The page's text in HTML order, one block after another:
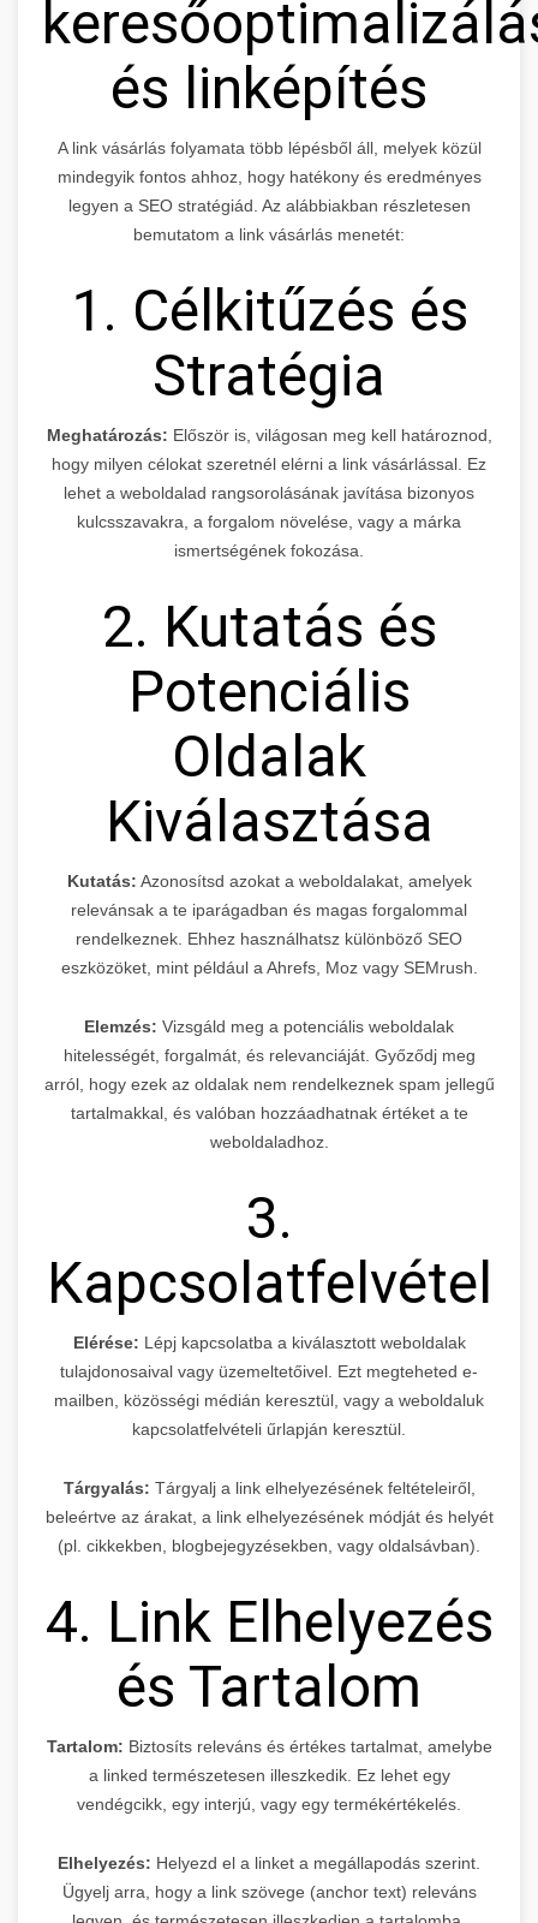
és linképítés
A link vásárlás folyamata több lépésből áll, melyek közül
mindegyik fontos ahhoz, hogy hatékony és eredményes
legyen a SEO stratégiád. Az alábbiakban részletesen
bemutatom a link vásárlás menetét:
1. Célkitűzés és
Stratégia
Meghatározás: Először is, világosan meg kell határoznod,
hogy milyen célokat szeretnél elérni a link vásárlással. Ez
lehet a weboldalad rangsorolásának javítása bizonyos
kulcsszavakra, a forgalom növelése, vagy a márka
ismertségének fokozása.
2. Kutatás és
Potenciális
Oldalak
Kiválasztása
Kutatás: Azonosítsd azokat a weboldalakat, amelyek
relevánsak a te iparágadban és magas forgalommal
rendelkeznek. Ehhez használhatsz különböző SEO
eszközöket, mint például a Ahrefs, Moz vagy SEMrush.
Elemzés: Vizsgáld meg a potenciális weboldalak
hitelességét, forgalmát, és relevanciáját. Győződj meg
arról, hogy ezek az oldalak nem rendelkeznek spam jellegű
tartalmakkal, és valóban hozzáadhatnak értéket a te
weboldaladhoz.
3.
Kapcsolatfelvétel
Elérése: Lépj kapcsolatba a kiválasztott weboldalak
tulajdonosaival vagy üzemeltetőivel. Ezt megteheted e-
mailben, közösségi médián keresztül, vagy a weboldaluk
kapcsolatfelvételi űrlapján keresztül.
Tárgyalás: Tárgyalj a link elhelyezésének feltételeiről,
beleértve az árakat, a link elhelyezésének módját és helyét
(pl. cikkekben, blogbejegyzésekben, vagy oldalsávban).
4. Link Elhelyezés
és Tartalom
Tartalom: Biztosíts releváns és értékes tartalmat, amelybe
a linked természetesen illeszkedik. Ez lehet egy
vendégcikk, egy interjú, vagy egy termékértékelés.
Elhelyezés: Helyezd el a linket a megállapodás szerint.
Ügyelj arra, hogy a link szövege (anchor text) releváns